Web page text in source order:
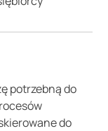
potrzebną do
do